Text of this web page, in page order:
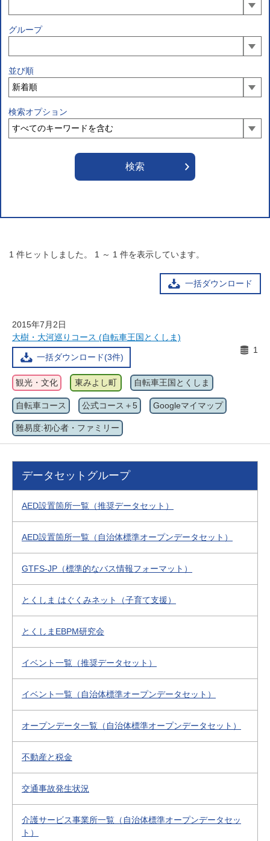
グループ
並び順
検索オプション
1 件ヒットしました。 1 ～ 1 件を表示しています。
一括ダウンロード
2015年7月2日
大樹・大河巡りコース (自転車王国とくしま)
一括ダウンロード(3件)
1
観光・文化 東みよし町 自転車王国とくしま
自転車コース 公式コース＋5 Googleマイマップ
難易度:初心者・ファミリー
データセットグループ
AED設置箇所一覧（推奨データセット）
AED設置箇所一覧（自治体標準オープンデータセット）
GTFS-JP（標準的なバス情報フォーマット）
とくしま はぐくみネット（子育て支援）
とくしまEBPM研究会
イベント一覧（推奨データセット）
イベント一覧（自治体標準オープンデータセット）
オープンデータ一覧（自治体標準オープンデータセット）
不動産と税金
交通事故発生状況
介護サービス事業所一覧（自治体標準オープンデータセッ
ト）